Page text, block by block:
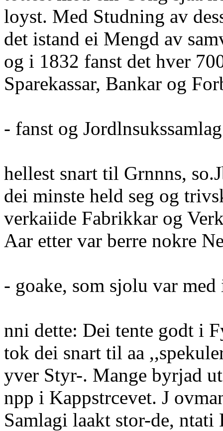
loyst. Med Studning av
det istand ei Mengd av
og i 1832 fanst det hver
Sparekassar, Bankar og
- fanst og
hellest snart til Grnnns,
dei minste held seg og
verkaiide Fabrikkar og
Aar etter var berre nokre
- goake, som sjolu var
nni dette: Dei tente godt i
tok dei snart til aa
yver Styr-. Mange byrjad
npp i Kappstrcevet. J
Samlagi laakt stor-de,